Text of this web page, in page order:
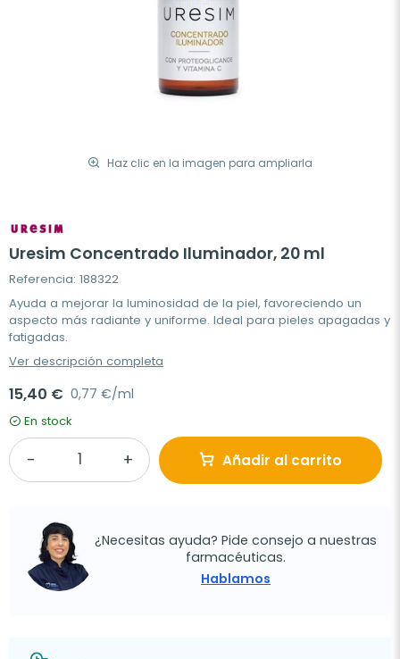
Haz clic en la imagen para ampliarla
Uresim Concentrado Iluminador, 20 ml
Referencia: 188322
Ayuda a mejorar la luminosidad de la piel, favoreciendo un
aspecto más radiante y uniforme. Ideal para pieles apagadas y
fatigadas.
Ver descripción completa
15,40 € 0,77 €/ml
En stock
Añadir al carrito
¿Necesitas ayuda? Pide consejo a nuestras
farmacéuticas.
Hablamos